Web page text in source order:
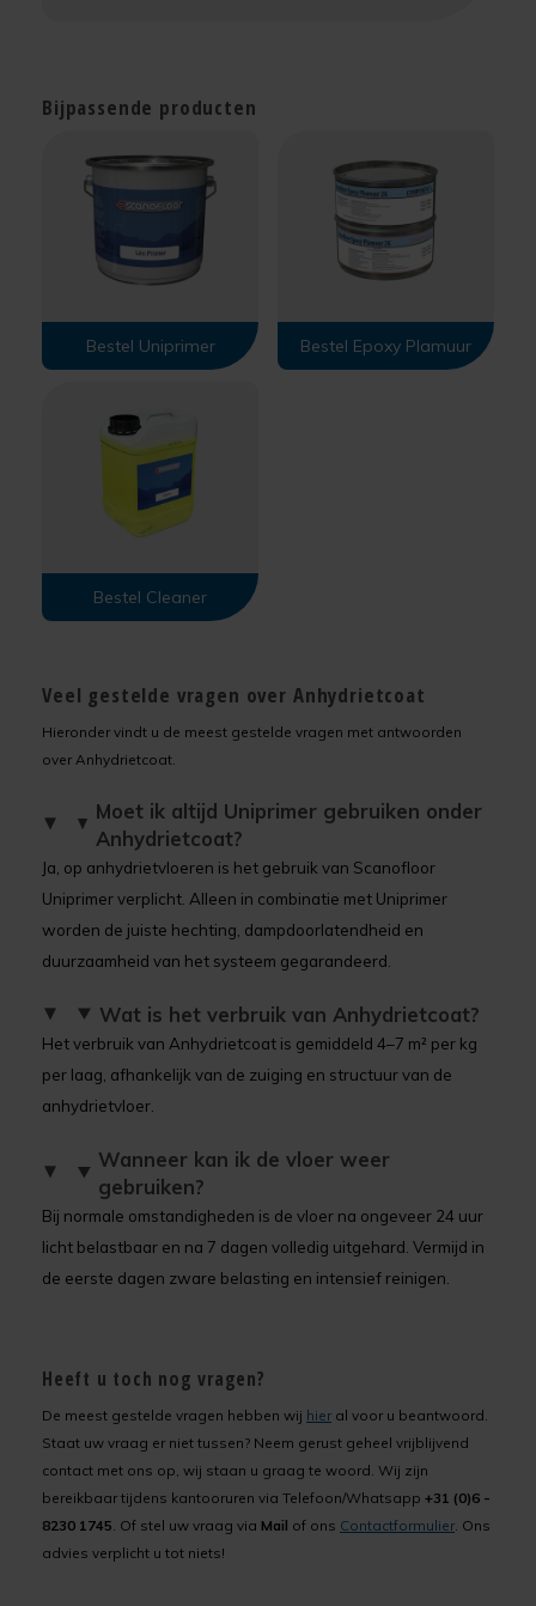
Bijpassende producten
Bestel Uniprimer Bestel Epoxy Plamuur
Bestel Cleaner
Veel gestelde vragen over Anhydrietcoat
Hieronder vindt u de meest gestelde vragen met antwoorden
over Anhydrietcoat.
Moet ik altijd Uniprimer gebruiken onder
Anhydrietcoat?
Ja, op anhydrietvloeren is het gebruik van Scanofloor
Uniprimer verplicht. Alleen in combinatie met Uniprimer
worden de juiste hechting, dampdoorlatendheid en
duurzaamheid van het systeem gegarandeerd.
Wat is het verbruik van Anhydrietcoat?
Het verbruik van Anhydrietcoat is gemiddeld 4–7 m² per kg
per laag, afhankelijk van de zuiging en structuur van de
anhydrietvloer.
Wanneer kan ik de vloer weer
gebruiken?
Bij normale omstandigheden is de vloer na ongeveer 24 uur
licht belastbaar en na 7 dagen volledig uitgehard. Vermijd in
de eerste dagen zware belasting en intensief reinigen.
Heeft u toch nog vragen?
De meest gestelde vragen hebben wij hier al voor u beantwoord.
Staat uw vraag er niet tussen? Neem gerust geheel vrijblijvend
contact met ons op, wij staan u graag te woord. Wij zijn
bereikbaar tijdens kantooruren via Telefoon/Whatsapp +31 (0)6 -
8230 1745 . Of stel uw vraag via Mail of ons Contactformulier . Ons
advies verplicht u tot niets!